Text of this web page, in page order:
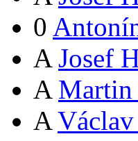
0
A Josef
A Martin
A